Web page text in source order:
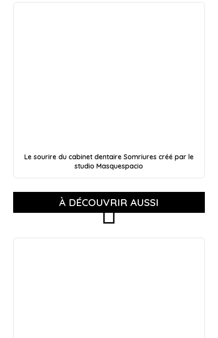
Le sourire du cabinet dentaire Somriures créé par le
studio Masquespacio
À DÉCOUVRIR AUSSI